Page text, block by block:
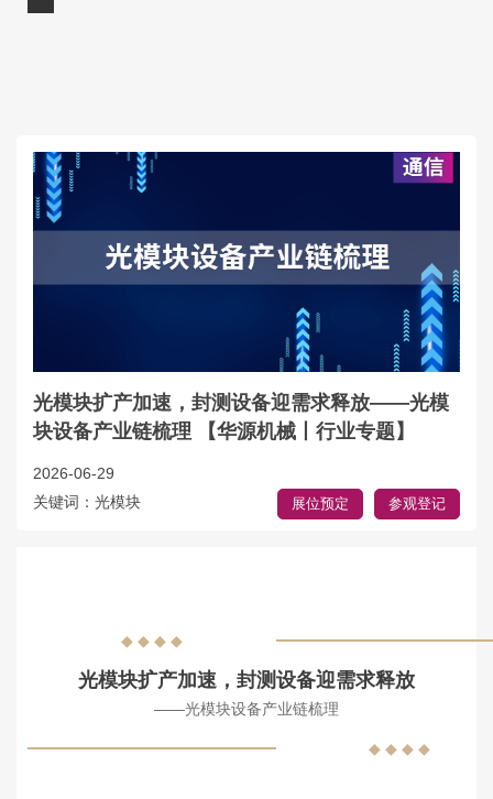
光模块扩产加速，封测设备迎需求释放——光模
块设备产业链梳理 【华源机械丨行业专题】
2026-06-29
关键词：光模块
展位预定 参观登记
◆ ◆ ◆ ◆
光模块扩产加速，封测设备迎需求释放
——光模块设备产业链梳理
◆ ◆ ◆ ◆